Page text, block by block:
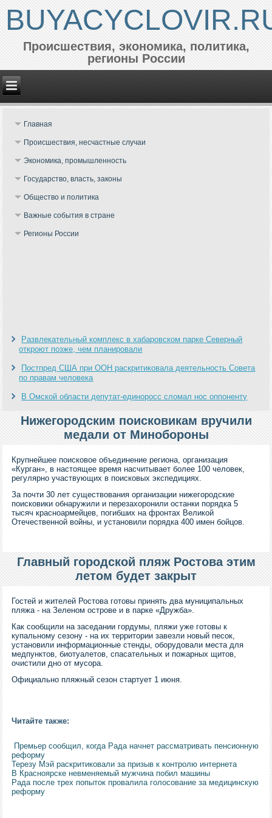
Происшествия, экономика, политика,
регионы России
Главная
Происшествия, несчастные случаи
Экономика, промышленность
Государство, власть, законы
Общество и политика
Важные события в стране
Регионы России
Развлекательный комплекс в хабаровском парке Северный
откроют позже, чем планировали
Постпред США при ООН раскритиковала деятельность Совета
по правам человека
В Омской области депутат-единоросс сломал нос оппоненту
Нижегородским поисковикам вручили
медали от Минобороны
Крупнейшее поисковое объединение региона, организация
«Курган», в настоящее время насчитывает более 100 человек,
регулярно участвующих в поисковых экспедициях.
За почти 30 лет существования организации нижегородские
поисковики обнаружили и перезахоронили останки порядка 5
тысяч красноармейцев, погибших на фронтах Великой
Отечественной войны, и установили порядка 400 имен бойцов.
Главный городской пляж Ростова этим
летом будет закрыт
Гостей и жителей Ростова готовы принять два муниципальных
пляжа - на Зеленом острове и в парке «Дружба».
Как сообщили на заседании гордумы, пляжи уже готовы к
купальному сезону - на их территории завезли новый песок,
установили информационные стенды, оборудовали места для
медпунктов, биотуалетов, спасательных и пожарных щитов,
очистили дно от мусора.
Официально пляжный сезон стартует 1 июня.
Читайте также:
Премьер сообщил, когда Рада начнет рассматривать пенсионную
реформу
Терезу Мэй раскритиковали за призыв к контролю интернета
В Красноярске невменяемый мужчина побил машины
Рада после трех попыток провалила голосование за медицинскую
реформу